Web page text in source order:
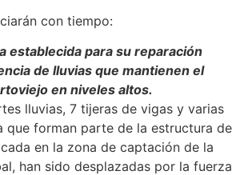
con tiempo:
establecida para su reparación
de lluvias que mantienen el
en niveles altos.
lluvias, 7 tijeras de vigas y varias
que forman parte de la estructura de
en la zona de captación de la
han sido desplazadas por la fuerza